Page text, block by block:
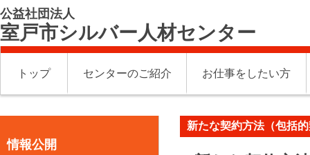
公益社団法人
室戸市シルバー人材センター
トップ センターのご紹介 お仕事をしたい方
新たな契約方法（包括
情報公開